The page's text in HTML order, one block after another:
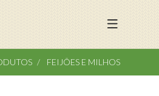
FEIJÕES E MILHOS